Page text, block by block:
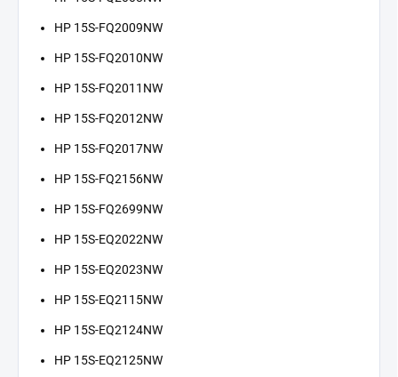
HP 15S-FQ2009NW
HP 15S-FQ2010NW
HP 15S-FQ2011NW
HP 15S-FQ2012NW
HP 15S-FQ2017NW
HP 15S-FQ2156NW
HP 15S-FQ2699NW
HP 15S-EQ2022NW
HP 15S-EQ2023NW
HP 15S-EQ2115NW
HP 15S-EQ2124NW
HP 15S-EQ2125NW